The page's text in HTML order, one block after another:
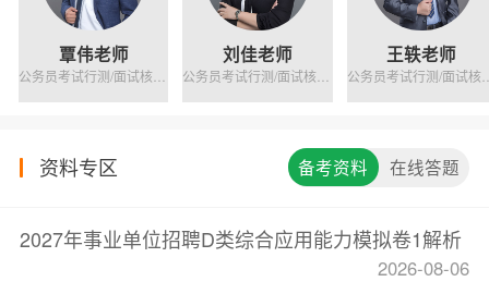
覃伟老师 刘佳老师 王轶老师
公务员考试
资料专区 备考资料 在线答题
2027年事业单位招聘D类综合应用能力模拟卷1解析
2026-08-06